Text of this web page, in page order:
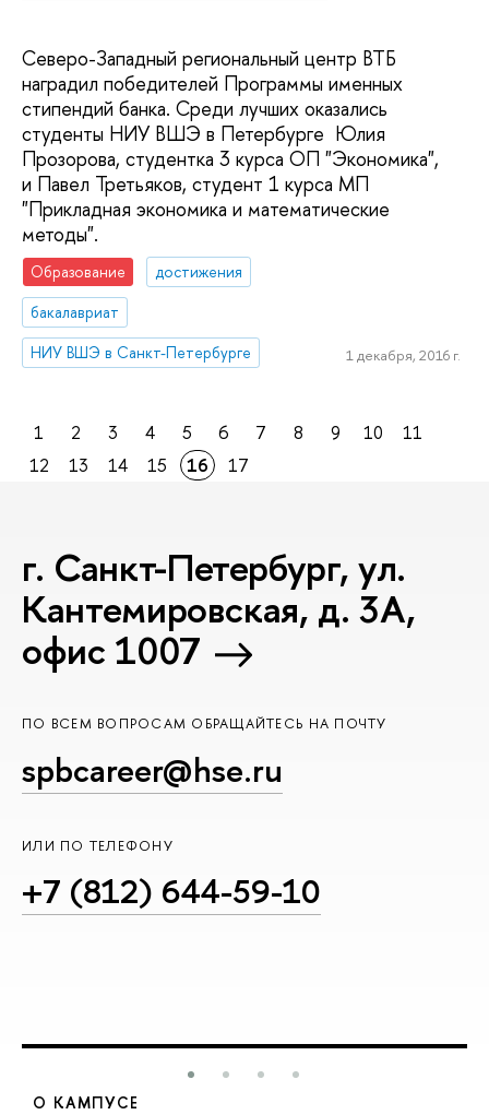
Северо-Западный региональный центр ВТБ
наградил победителей Программы именных
стипендий банка. Среди лучших оказались
студенты НИУ ВШЭ в Петербурге Юлия
Прозорова, студентка 3 курса ОП "Экономика",
и Павел Третьяков, студент 1 курса МП
"Прикладная экономика и математические
методы".
Образование
достижения
бакалавриат
НИУ ВШЭ в Санкт-Петербурге
1 декабря, 2016 г.
1 2 3 4 5 6 7 8 9 10
11
12
13 14 15 16 17
г. Санкт-Петербург, ул.
Кантемировская, д. 3А,
офис 1007
ПО ВСЕМ ВОПРОСАМ ОБРАЩАЙТЕСЬ НА ПОЧТУ
spbcareer@hse.ru
ИЛИ ПО ТЕЛЕФОНУ
+7 (812) 644-59-10
О КАМПУСЕ